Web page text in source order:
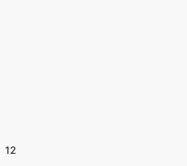
12